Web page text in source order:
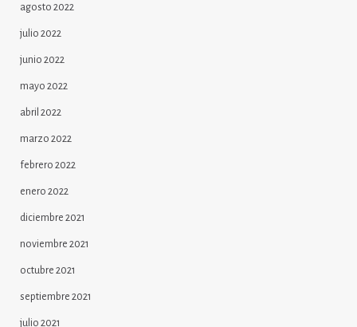
agosto 2022
julio 2022
junio 2022
mayo 2022
abril 2022
marzo 2022
febrero 2022
enero 2022
diciembre 2021
noviembre 2021
octubre 2021
septiembre 2021
julio 2021